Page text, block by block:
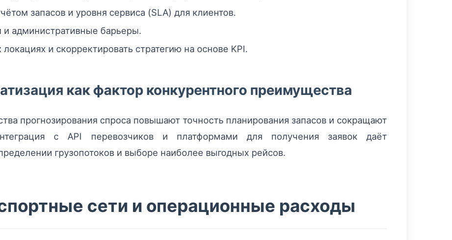
запасов и уровня сервиса (SLA) для клиентов.
и административные барьеры.
и скорректировать стратегию на основе KPI.
как фактор конкурентного преимущества
прогнозирования спроса повышают точность планирования запасов и сокращают
с API перевозчиков и платформами для получения заявок даёт
грузопотоков и выборе наиболее выгодных рейсов.
сети и операционные расходы